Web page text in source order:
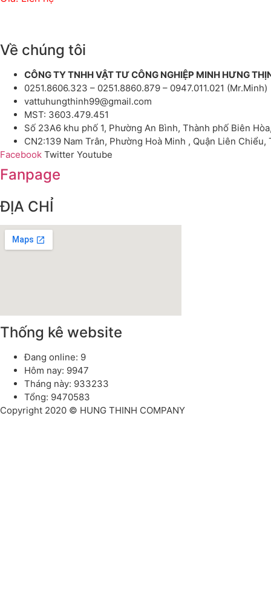
Về chúng tôi
CÔNG TY TNHH VẬT TƯ CÔNG NGHIỆP MINH HƯNG
0251.8606.323 – 0251.8860.879 – 0947.011.021 (Mr.Minh)
vattuhungthinh99@gmail.com
MST: 3603.479.451
Số 23A6 khu phố 1, Phường An Bình, Thành phố Biên
CN2:139 Nam Trân, Phường Hoà Minh , Quận Liên Chiểu,
Facebook Twitter Youtube
Fanpage
ĐỊA CHỈ
Thống kê website
Đang online: 9
Hôm nay: 9947
Tháng này: 933233
Tổng: 9470583
Copyright 2020 © HUNG THINH COMPANY